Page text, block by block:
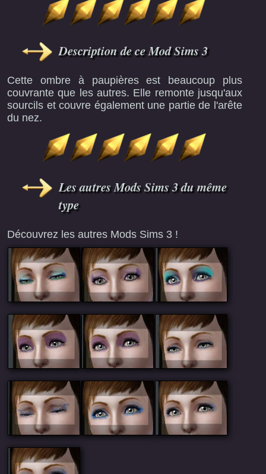
Description de ce Mod Sims 3
Cette ombre à paupières est beaucoup plus
couvrante que les autres. Elle remonte jusqu'aux
sourcils et couvre également une partie de l'arête
du nez.
Les autres Mods Sims 3 du même
type
Découvrez les autres Mods Sims 3 !